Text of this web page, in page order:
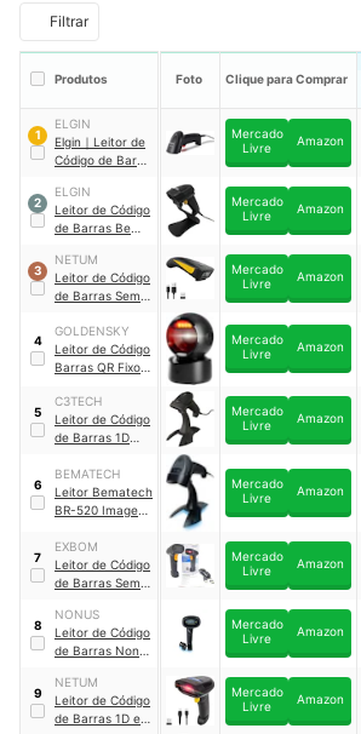
Filtrar
Produtos Foto Clique para Comprar
1
ELGIN
Elgin ｜ Leitor de
Código de Barras
46FLASH2CK00
Mercado
Livre
Amazon
2
ELGIN
Leitor de Código
de Barras Bema
Mercado
Livre
Amazon
3
NETUM
Leitor de Código
de Barras Sem
Mercado
Livre
Amazon
4
GOLDENSKY
Leitor de Código
Barras QR Fixo
｜GS-A5
Mercado
Livre
Amazon
5
C3TECH
Leitor de Código
de Barras 1D
Mercado
Livre
Amazon
6
BEMATECH
Leitor Bematech
BR-520 Imager
｜BR-520
Mercado
Livre
Amazon
7
EXBOM
Leitor de Código
de Barras Sem
Mercado
Livre
Amazon
8
NONUS
Leitor de Código
de Barras Nonus
Mercado
Livre
Amazon
9
NETUM
Leitor de Código
de Barras 1D e
Mercado
Livre
Amazon